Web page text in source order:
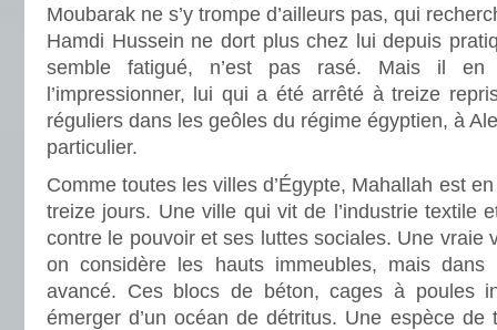
Moubarak ne s’y trompe d’ailleurs pas, qui
Hamdi Hussein ne dort plus chez lui depuis
semble fatigué, n’est pas rasé. Mais il en
l’impressionner, lui qui a été arrêté à treize
réguliers dans les geôles du régime égyptien, à
particulier.
Comme toutes les villes d’Égypte, Mahallah est
treize jours. Une ville qui vit de l’industrie textile
contre le pouvoir et ses luttes sociales. Une vraie
on considère les hauts immeubles, mais
avancé. Ces blocs de béton, cages à poules
émerger d’un océan de détritus. Une espèce